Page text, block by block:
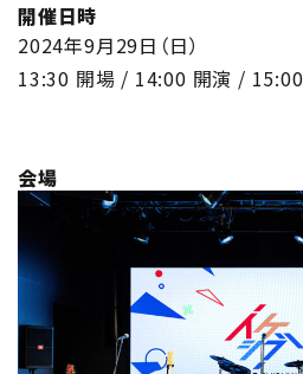
開催日時
2024年9月29日（日）
13:30 開場 / 14:00 開演 / 15:00
会場